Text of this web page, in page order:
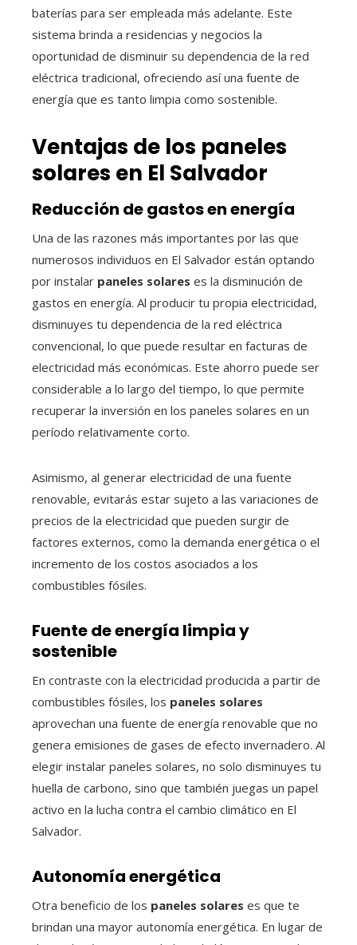
baterías para ser empleada más adelante. Este
sistema brinda a residencias y negocios la
oportunidad de disminuir su dependencia de la red
eléctrica tradicional, ofreciendo así una fuente de
energía que es tanto limpia como sostenible.
Ventajas de los paneles
solares en El Salvador
Reducción de gastos en energía
Una de las razones más importantes por las que
numerosos individuos en El Salvador están optando
por instalar paneles solares es la disminución de
gastos en energía. Al producir tu propia electricidad,
disminuyes tu dependencia de la red eléctrica
convencional, lo que puede resultar en facturas de
electricidad más económicas. Este ahorro puede ser
considerable a lo largo del tiempo, lo que permite
recuperar la inversión en los paneles solares en un
período relativamente corto.
Asimismo, al generar electricidad de una fuente
renovable, evitarás estar sujeto a las variaciones de
precios de la electricidad que pueden surgir de
factores externos, como la demanda energética o el
incremento de los costos asociados a los
combustibles fósiles.
Fuente de energía limpia y
sostenible
En contraste con la electricidad producida a partir de
combustibles fósiles, los paneles solares
aprovechan una fuente de energía renovable que no
genera emisiones de gases de efecto invernadero. Al
elegir instalar paneles solares, no solo disminuyes tu
huella de carbono, sino que también juegas un papel
activo en la lucha contra el cambio climático en El
Salvador.
Autonomía energética
Otra beneficio de los paneles solares es que te
brindan una mayor autonomía energética. En lugar de